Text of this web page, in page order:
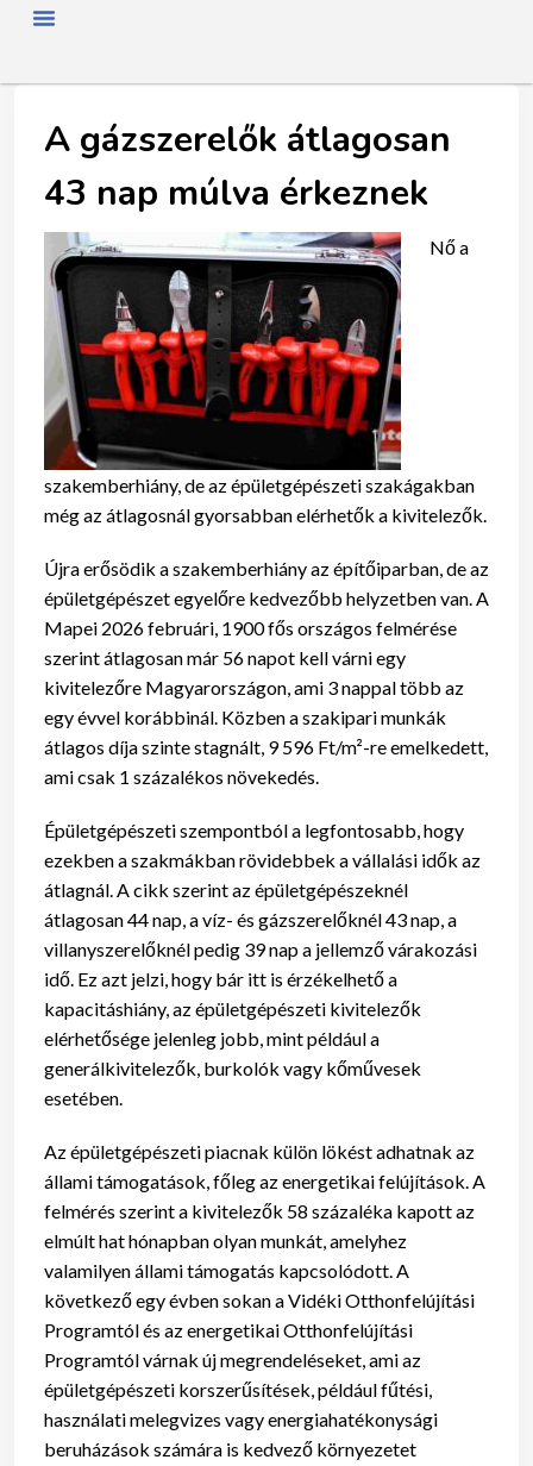
A gázszerelők átlagosan
43 nap múlva érkeznek
Nő a
szakemberhiány, de az épületgépészeti szakágakban
még az átlagosnál gyorsabban elérhetők a kivitelezők.
Újra erősödik a szakemberhiány az építőiparban, de az
épületgépészet egyelőre kedvezőbb helyzetben van.A
Mapei 2026 februári, 1900 fős országos felmérése
szerint átlagosan már 56 napot kell várni egy
kivitelezőre Magyarországon, ami 3 nappal több az
egy évvel korábbinál. Közben a szakipari munkák
átlagos díja szinte stagnált, 9 596 Ft/m²-re emelkedett,
ami csak 1 százalékos növekedés.
Épületgépészeti szempontból a legfontosabb, hogy
ezekben a szakmákban rövidebbek a vállalási idők az
átlagnál.A cikk szerint az épületgépészeknél
átlagosan 44 nap, a víz- és gázszerelőknél 43 nap, a
villanyszerelőknél pedig 39 nap a jellemző várakozási
idő. Ez azt jelzi, hogy bár itt is érzékelhető a
kapacitáshiány, az épületgépészeti kivitelezők
elérhetősége jelenleg jobb, mint például a
generálkivitelezők, burkolók vagy kőművesek
esetében.
Az épületgépészeti piacnak külön lökést adhatnak az
állami támogatások, főleg az energetikai felújítások.A
felmérés szerint a kivitelezők 58 százaléka kapott az
elmúlt hat hónapban olyan munkát, amelyhez
valamilyen állami támogatás kapcsolódott. A
következő egy évben sokan a Vidéki Otthonfelújítási
Programtól és az energetikai Otthonfelújítási
Programtól várnak új megrendeléseket, ami az
épületgépészeti korszerűsítések, például fűtési,
használati melegvizes vagy energiahatékonysági
beruházások számára is kedvező környezetet